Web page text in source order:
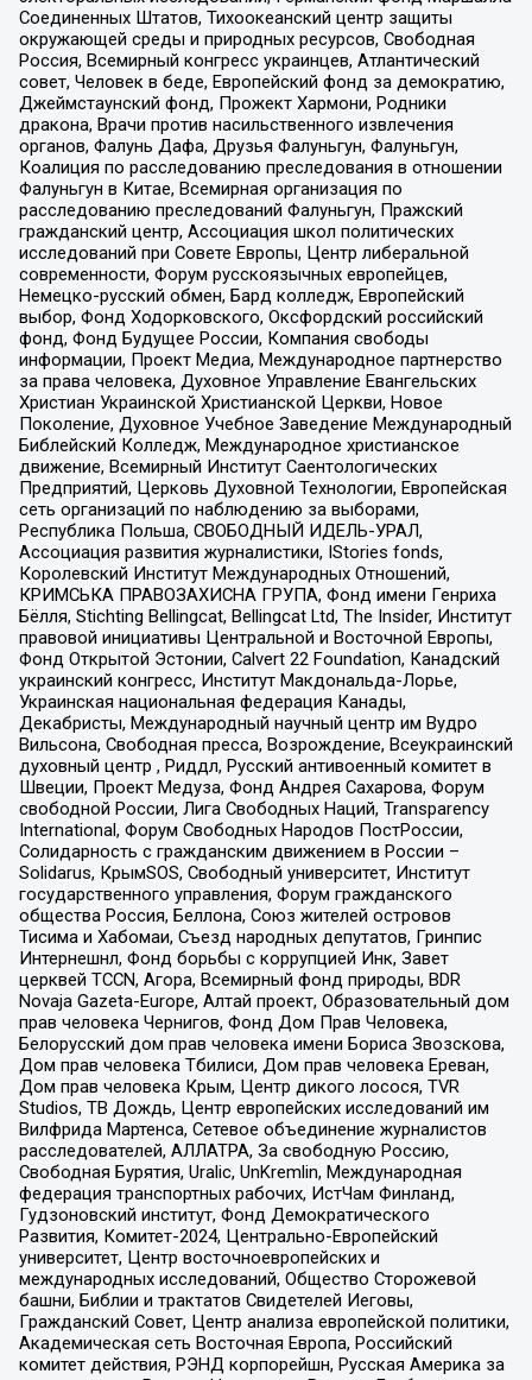
Соединенных Штатов, Тихоокеанский центр защиты
окружающей среды и природных ресурсов, Свободная
Россия, Всемирный конгресс украинцев, Атлантический
совет, Человек в беде, Европейский фонд за демократию,
Джеймстаунский фонд, Прожект Хармони, Родники
дракона, Врачи против насильственного извлечения
органов, Фалунь Дафа, Друзья Фалуньгун, Фалуньгун,
Коалиция по расследованию преследования в отношении
Фалуньгун в Китае, Всемирная организация по
расследованию преследований Фалуньгун, Пражский
гражданский центр, Ассоциация школ политических
исследований при Совете Европы, Центр либеральной
современности, Форум русскоязычных европейцев,
Немецко-русский обмен, Бард колледж, Европейский
выбор, Фонд Ходорковского, Оксфордский российский
фонд, Фонд Будущее России, Компания свободы
информации, Проект Медиа, Международное партнерство
за права человека, Духовное Управление Евангельских
Христиан Украинской Христианской Церкви, Новое
Поколение, Духовное Учебное Заведение Международный
Библейский Колледж, Международное христианское
движение, Всемирный Институт Саентологических
Предприятий, Церковь Духовной Технологии, Европейская
сеть организаций по наблюдению за выборами,
Республика Польша, СВОБОДНЫЙ ИДЕЛЬ-УРАЛ,
Ассоциация развития журналистики, IStories fonds,
Королевский Институт Международных Отношений,
КРИМСЬКА ПРАВОЗАХИСНА ГРУПА, Фонд имени Генриха
Бёлля, Stichting Bellingcat, Bellingcat Ltd, The Insider, Институт
правовой инициативы Центральной и Восточной Европы,
Фонд Открытой Эстонии, Calvert 22 Foundation, Канадский
украинский конгресс, Институт Макдональда-Лорье,
Украинская национальная федерация Канады,
Декабристы, Международный научный центр им Вудро
Вильсона, Свободная пресса, Возрождение, Всеукраинский
духовный центр , Риддл, Русский антивоенный комитет в
Швеции, Проект Медуза, Фонд Андрея Сахарова, Форум
свободной России, Лига Свободных Наций, Transparеncy
International, Форум Свободных Народов ПостРоссии,
Солидарность с гражданским движением в России –
Solidarus, КрымSOS, Свободный университет, Институт
государственного управления, Форум гражданского
общества Россия, Беллона, Союз жителей островов
Тисима и Хабомаи, Съезд народных депутатов, Гринпис
Интернешнл, Фонд борьбы с коррупцией Инк, Завет
церквей TCCN, Агора, Всемирный фонд природы, BDR
Novaja Gazeta-Europe, Алтай проект, Образовательный дом
прав человека Чернигов, Фонд Дом Прав Человека,
Белорусский дом прав человека имени Бориса Звозскова,
Дом прав человека Тбилиси, Дом прав человека Ереван,
Дом прав человека Крым, Центр дикого лосося, TVR
Studios, ТВ Дождь, Центр европейских исследований им
Вилфрида Мартенса, Сетевое объединение журналистов
расследователей, АЛЛАТРА, За свободную Россию,
Свободная Бурятия, Uralic, UnKremlin, Международная
федерация транспортных рабочих, ИстЧам Финланд,
Гудзоновский институт, Фонд Демократического
Развития, Комитет-2024, Центрально-Европейский
университет, Центр восточноевропейских и
международных исследований, Общество Сторожевой
башни, Библии и трактатов Свидетелей Иеговы,
Гражданский Совет, Центр анализа европейской политики,
Академическая сеть Восточная Европа, Российский
комитет действия, РЭНД корпорейшн, Русская Америка за